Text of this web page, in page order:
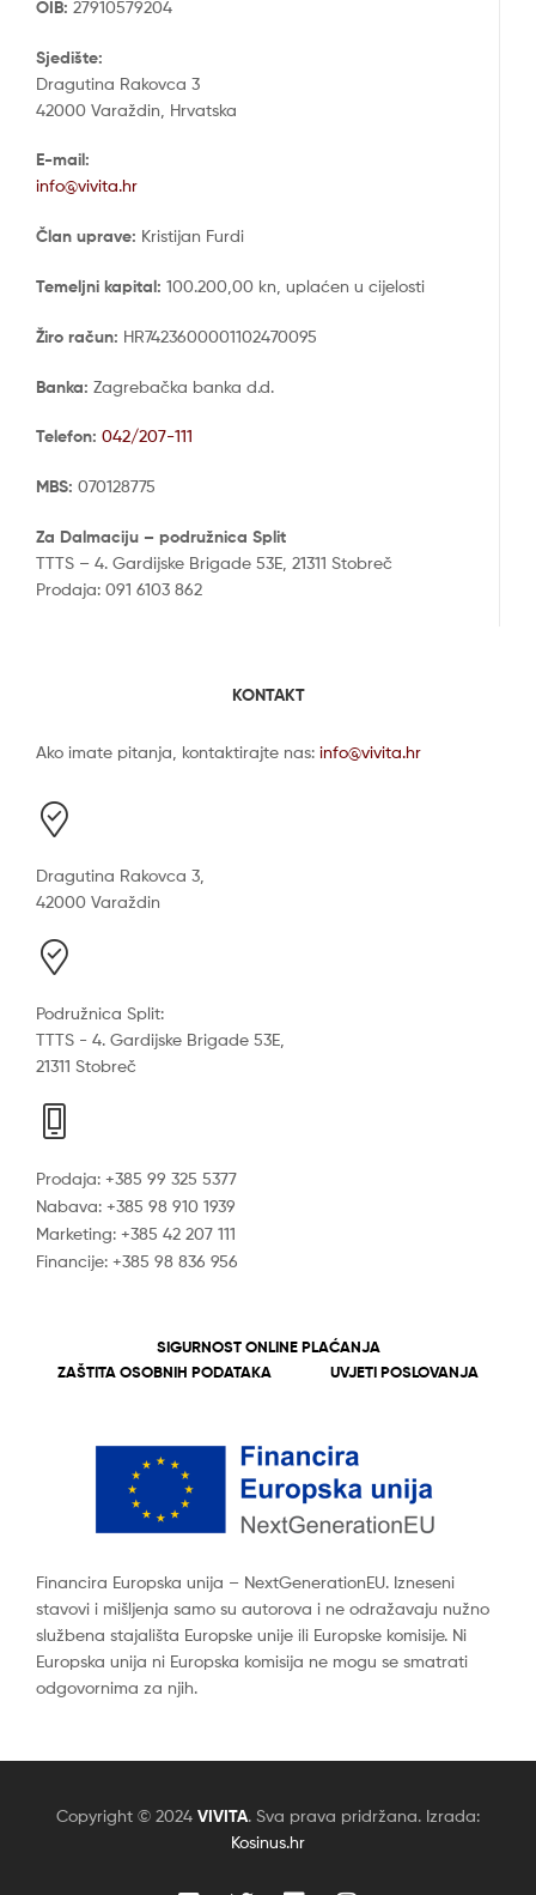
OIB: 27910579204
Sjedište:
Dragutina Rakovca 3
42000 Varaždin, Hrvatska
E-mail:
info@vivita.hr
Član uprave: Kristijan Furdi
Temeljni kapital: 100.200,00 kn, uplaćen u cijelosti
Žiro račun: HR7423600001102470095
Banka: Zagrebačka banka d.d.
Telefon: 042/207-111
MBS: 070128775
Za Dalmaciju – podružnica Split
TTTS – 4. Gardijske Brigade 53E, 21311 Stobreč
Prodaja: 091 6103 862
KONTAKT
Ako imate pitanja, kontaktirajte nas: info@vivita.hr
Dragutina Rakovca 3,
42000 Varaždin
Podružnica Split:
TTTS - 4. Gardijske Brigade 53E,
21311 Stobreč
Prodaja: +385 99 325 5377
Nabava: +385 98 910 1939
Marketing: +385 42 207 111
Financije: +385 98 836 956
SIGURNOST ONLINE PLAĆANJA
ZAŠTITA OSOBNIH PODATAKA
UVJETI POSLOVANJA
Financira Europska unija – NextGenerationEU. Izneseni
stavovi i mišljenja samo su autorova i ne odražavaju nužno
službena stajališta Europske unije ili Europske komisije. Ni
Europska unija ni Europska komisija ne mogu se smatrati
odgovornima za njih.
Copyright © 2024 VIVITA. Sva prava pridržana. Izrada:
Kosinus.hr